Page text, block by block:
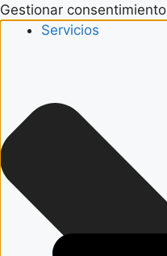
Gestionar consentimiento
Servicios